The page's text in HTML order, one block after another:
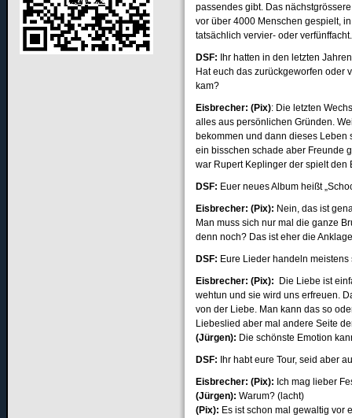
passendes gibt. Das
vor über 4000 Menschen gespielt,
tatsächlich vervier- oder verfünffacht.
DSF: Ihr hatten in den letzten
Hat euch das zurückgeworfen oder
kam?
Eisbrecher: (Pix): Die letzten
alles aus persönlichen Gründen.
bekommen und dann dieses Leben
ein bisschen schade aber Freunde
war Rupert Keplinger der spielt
DSF: Euer neues Album heißt
Eisbrecher: (Pix): Nein, das ist
Man muss sich nur mal die ganze
denn noch? Das ist eher die
DSF: Eure Lieder handeln
Eisbrecher: (Pix):
Die Liebe ist
wehtun und sie wird uns erfreuen.
von der Liebe. Man kann das so
Liebeslied aber mal andere Seite
(Jürgen): Die schönste Emotion
DSF: Ihr habt eure Tour, seid aber
Eisbrecher: (Pix): Ich mag lieber
(Jürgen): Warum? (lacht)
(Pix): Es ist schon mal gewaltig vor